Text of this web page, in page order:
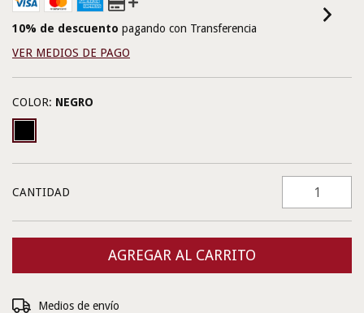
10% de descuento pagando con Transferencia
VER MEDIOS DE PAGO
COLOR: NEGRO
CANTIDAD
Entregas para el CP:
Medios de envío